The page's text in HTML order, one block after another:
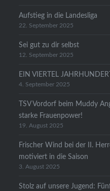
Aufstieg in die Landesliga
22. September 2025
Sei gut zu dir selbst
12. September 2025
EIN VIERTEL
4. September 2025
TSV Vordorf beim Muddy
starke Frauenpower!
19. August 2025
Frischer Wind bei der II.
motiviert in die Saison
3. August 2025
Stolz auf unsere Jugend: